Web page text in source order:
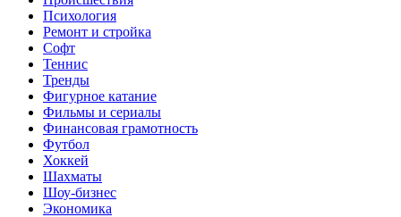
Психология
Ремонт и стройка
Софт
Теннис
Тренды
Фигурное катание
Фильмы и сериалы
Финансовая грамотность
Футбол
Хоккей
Шахматы
Шоу-бизнес
Экономика